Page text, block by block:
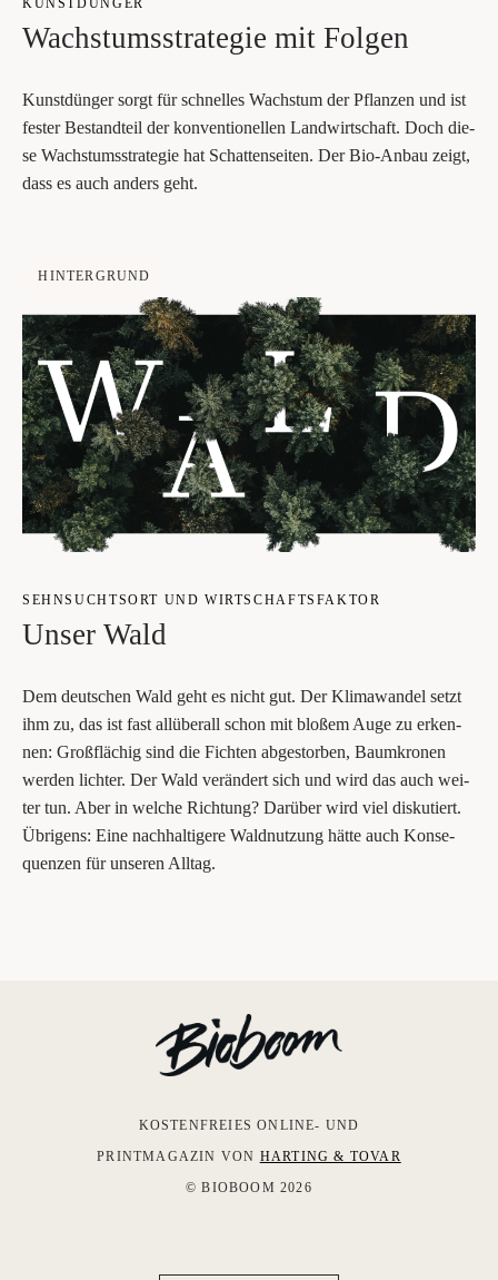
KUNST­DÜN­GER
Wachs­tums­stra­te­gie mit Folgen
Kunst­dün­ger sorgt für schnel­les Wachs­tum der Pflan­zen und ist
fes­ter Bestand­teil der kon­ven­tio­nel­len Land­wirt­schaft. Doch die­
se Wachs­tums­stra­te­gie hat Schat­ten­sei­ten. Der Bio-Anbau zeigt,
dass es auch anders geht.
HINTERGRUND
SEHN­SUCHTS­ORT UND WIRT­SCHAFTS­FAK­TOR
Unser Wald
Dem deut­schen Wald geht es nicht gut. Der Kli­ma­wan­del setzt
ihm zu, das ist fast all­über­all schon mit blo­ßem Auge zu erken­
nen: Groß­flä­chig sind die Fich­ten abge­stor­ben, Baum­kro­nen
wer­den lich­ter. Der Wald ver­än­dert sich und wird das auch wei­
ter tun. Aber in wel­che Rich­tung? Dar­über wird viel dis­ku­tiert.
Übri­gens: Eine nach­hal­ti­ge­re Wald­nut­zung hät­te auch Kon­se­
quen­zen für unse­ren Alltag.
KOSTENFREIES ONLINE- UND
PRINTMAGAZIN VON HARTING & TOVAR
© BIOBOOM 2026